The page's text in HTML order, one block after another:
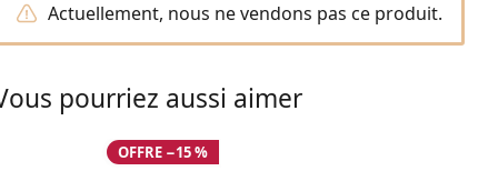
Actuellement, nous ne vendons pas ce produit.
pourriez aussi aimer
OFFRE −15 %